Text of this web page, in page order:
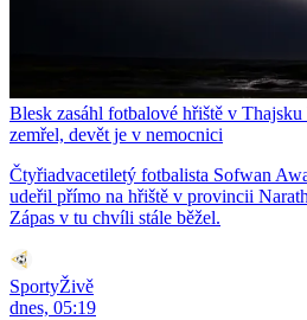
Blesk zasáhl fotbalové hřiště v Thajsku
zemřel, devět je v nemocnici
Čtyřiadvacetiletý fotbalista Sofwan
udeřil přímo na hřiště v provincii
Zápas v tu chvíli stále běžel.
SportyŽivě
dnes, 05:19